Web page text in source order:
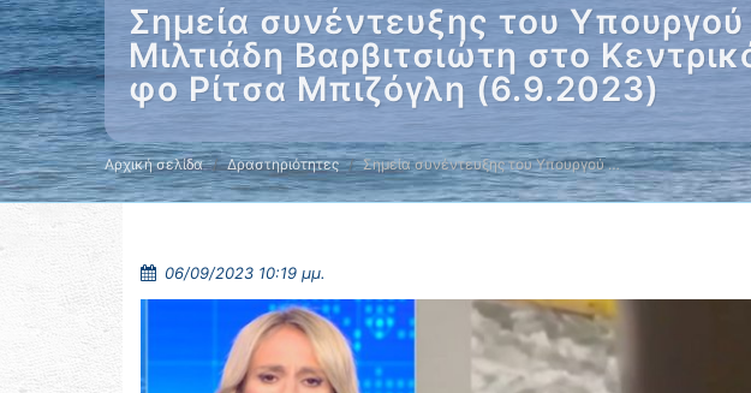
Σημεία συνέντευξης του Υπουργού
Μιλτιάδη Βαρβιτσιώτη στο
φο Ρίτσα Μπιζόγλη (6.9.2023)
Αρχική σελίδα Δραστηριότητες Σημεία συνέντευξης του Υπουργού …
06/09/2023 10:19 μμ.